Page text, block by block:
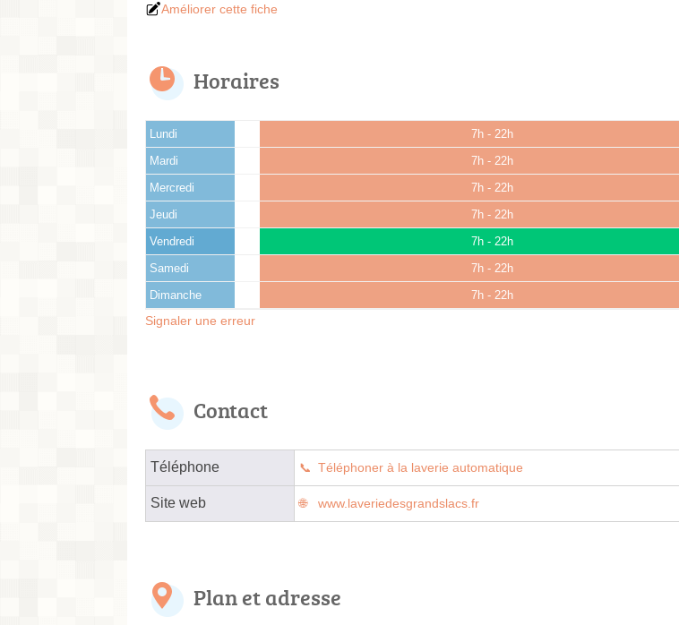
Améliorer cette fiche
Horaires
Lundi 7h - 22h
Mardi 7h - 22h
Mercredi 7h - 22h
Jeudi 7h - 22h
Vendredi 7h - 22h
Samedi 7h - 22h
Dimanche 7h - 22h
Signaler une erreur
Contact
Téléphone Téléphoner à la laverie automatique
Site web www.laveriedesgrandslacs.fr
Plan et adresse